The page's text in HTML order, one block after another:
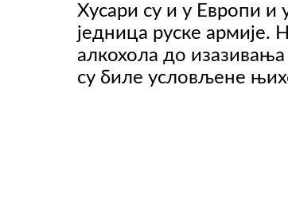
Хусари су и у Европи и
једница руске армије.
алкохола до изазивања
су биле условљене